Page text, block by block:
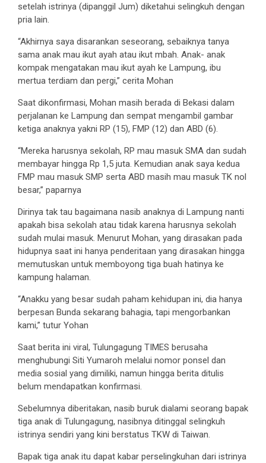
setelah istrinya (dipanggil Jum) diketahui selingkuh dengan
pria lain.
“Akhirnya saya disarankan seseorang, sebaiknya tanya
sama anak mau ikut ayah atau ikut mbah. Anak- anak
kompak mengatakan mau ikut ayah ke Lampung, ibu
mertua terdiam dan pergi,” cerita Mohan
Saat dikonfirmasi, Mohan masih berada di Bekasi dalam
perjalanan ke Lampung dan sempat mengambil gambar
ketiga anaknya yakni RP (15), FMP (12) dan ABD (6).
“Mereka harusnya sekolah, RP mau masuk SMA dan sudah
membayar hingga Rp 1,5 juta. Kemudian anak saya kedua
FMP mau masuk SMP serta ABD masih mau masuk TK nol
besar,” paparnya
Dirinya tak tau bagaimana nasib anaknya di Lampung nanti
apakah bisa sekolah atau tidak karena harusnya sekolah
sudah mulai masuk. Menurut Mohan, yang dirasakan pada
hidupnya saat ini hanya penderitaan yang dirasakan hingga
memutuskan untuk memboyong tiga buah hatinya ke
kampung halaman.
“Anakku yang besar sudah paham kehidupan ini, dia hanya
berpesan Bunda sekarang bahagia, tapi mengorbankan
kami,” tutur Yohan
Saat berita ini viral, Tulungagung TIMES berusaha
menghubungi Siti Yumaroh melalui nomor ponsel dan
media sosial yang dimiliki, namun hingga berita ditulis
belum mendapatkan konfirmasi.
Sebelumnya diberitakan, nasib buruk dialami seorang bapak
tiga anak di Tulungagung, nasibnya ditinggal selingkuh
istrinya sendiri yang kini berstatus TKW di Taiwan.
Bapak tiga anak itu dapat kabar perselingkuhan dari istrinya